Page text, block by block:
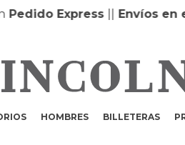
Express||Envíos en el
HOMBRES BILLETERAS